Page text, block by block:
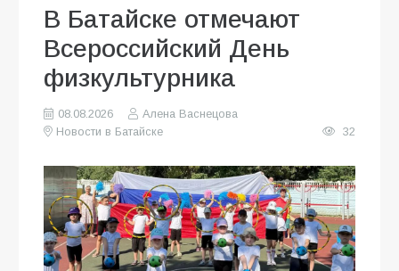
В Батайске отмечают
Всероссийский День
физкультурника
08.08.2026
Алена Васнецова
Новости в Батайске
32